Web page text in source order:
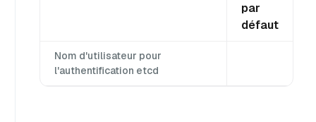
par
défaut
Nom d'utilisateur pour
l'authentification etcd